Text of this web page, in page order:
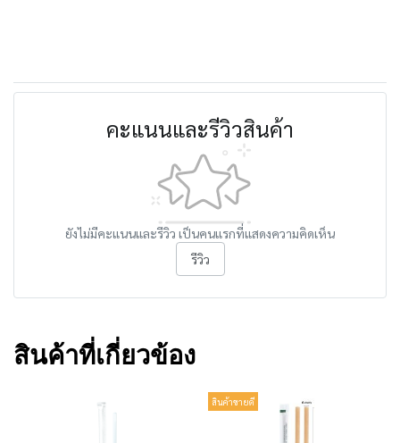
คะแนนและรีวิวสินค้า
ยังไม่มีคะแนนและรีวิว เป็นคนแรกที่แสดงความคิดเห็น
รีวิว
สินค้าที่เกี่ยวข้อง
สินค้าขายดี